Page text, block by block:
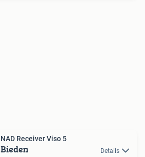
NAD Receiver Viso 5
Bieden Details